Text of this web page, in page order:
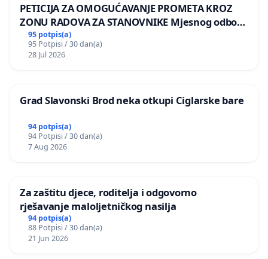
PETICIJA ZA OMOGUĆAVANJE PROMETA KROZ
ZONU RADOVA ZA STANOVNIKE Mjesnog odbora
Kamensko i Lemić Brdo
95 potpis(a)
95 Potpisi / 30 dan(a)
28 Jul 2026
Grad Slavonski Brod neka otkupi Ciglarske bare
94 potpis(a)
94 Potpisi / 30 dan(a)
7 Aug 2026
Za zaštitu djece, roditelja i odgovorno
rješavanje maloljetničkog nasilja
94 potpis(a)
88 Potpisi / 30 dan(a)
21 Jun 2026